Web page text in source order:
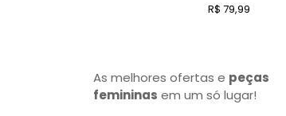
R$ 79,99
As melhores ofertas e peças
femininas em um só lugar!